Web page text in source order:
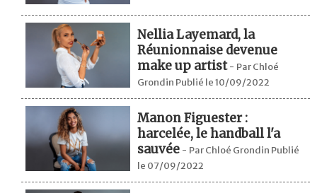
Nellia Layemard, la
Réunionnaise devenue
make up artist - Par Chloé
Grondin Publié le 10/09/2022
Manon Figuester :
harcelée, le handball l'a
sauvée - Par Chloé Grondin Publié
le 07/09/2022